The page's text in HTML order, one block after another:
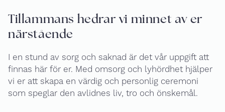
Tillammans hedrar vi minnet av er
närstående
I en stund av sorg och saknad är det vår uppgift att
finnas här för er. Med omsorg och lyhördhet hjälper
vi er att skapa en värdig och personlig ceremoni
som speglar den avlidnes liv, tro och önskemål.